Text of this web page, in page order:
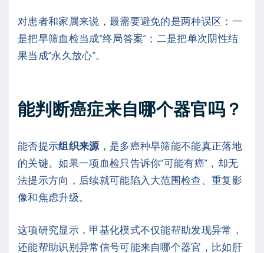
对患者和家属来说，最需要避免的是两种误区：一
是把早筛血检当成“终局答案”；二是把单次阴性结
果当成“永久放心”。
能判断癌症来自哪个器官吗？
能否提示组织来源 ，是多癌种早筛能不能真正落地
的关键。如果一项血检只告诉你“可能有癌”，却无
法提示方向，后续就可能陷入大范围检查、重复影
像和焦虑升级。
这项研究显示，甲基化模式不仅能帮助发现异常，
还能帮助识别异常信号可能来自哪个器官，比如肝